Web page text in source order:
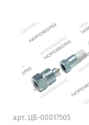
арт. ЦБ-00017505